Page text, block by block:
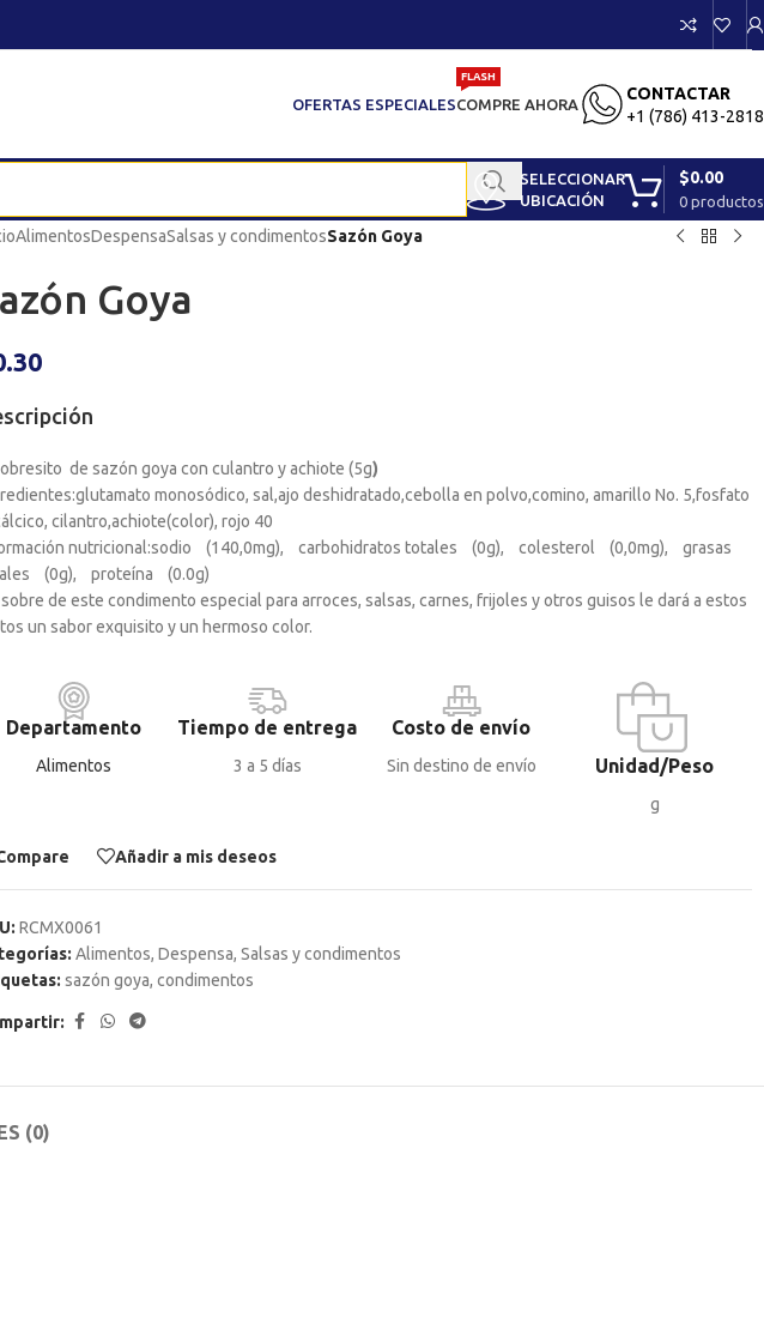
OFERTAS ESPECIALESCOMPRE AHORA
FLASH
CONTACTAR
+1 (786) 413-2818
SELECCIONAR
UBICACIÓN
0 productos
$0.00
AlimentosDespensaSalsas y condimentosSazón Goya
Goya
de sazón goya con culantro y achiote (5g)
monosódico, sal,ajo deshidratado,cebolla en polvo,comino, amarillo No. 5,fosfato
cilantro,achiote(color), rojo 40
nutricional:sodio (140,0mg), carbohidratos totales (0g), colesterol (0,0mg), grasas
(0g), proteína (0.0g)
de este condimento especial para arroces, salsas, carnes, frijoles y otros guisos le dará a estos
un sabor exquisito y un hermoso color.
Departamento
Alimentos
Tiempo de entrega
3 a 5 días
Costo de envío
Sin destino de envío Unidad/Peso
g
Añadir a mis deseos
RCMX0061
Alimentos, Despensa, Salsas y condimentos
sazón goya, condimentos
(0)